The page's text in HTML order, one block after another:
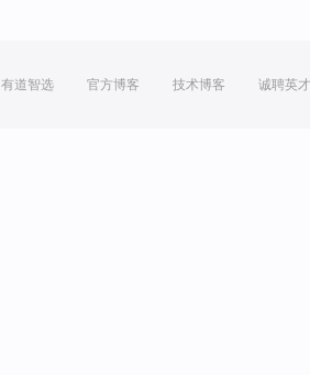
有道智选 官方博客 技术博客 诚聘英才